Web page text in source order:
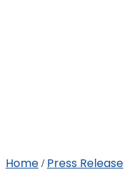
Home / Press Release